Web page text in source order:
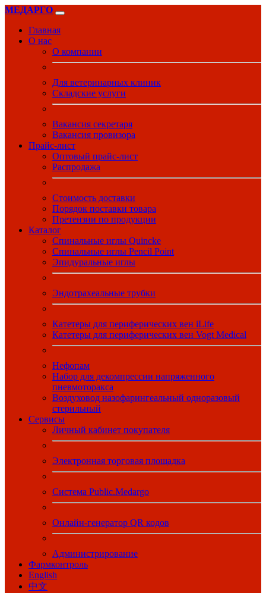
МЕДАРГО
Главная
О нас
О компании
Для ветеринарных клиник
Складские услуги
Вакансия секретаря
Вакансия провизора
Прайс-лист
Оптовый прайс-лист
Распродажа
Стоимость доставки
Порядок поставки товара
Претензии по продукции
Каталог
Спинальные иглы Quincke
Спинальные иглы Pencil Point
Эпидуральные иглы
Эндотрахеальные трубки
Катетеры для периферических вен iLife
Катетеры для периферических вен Vogt Medical
Нефопам
Набор для декомпрессии напряженного
пневмоторакса
Воздуховод назофарингеальный одноразовый
стерильный
Сервисы
Личный кабинет покупателя
Электронная торговая площадка
Система Public.Medargo
Онлайн-генератор QR кодов
Администрирование
Фармконтроль
English
中文